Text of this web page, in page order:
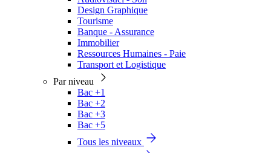
Design Graphique
Tourisme
Banque - Assurance
Immobilier
Ressources Humaines - Paie
Transport et Logistique
Par niveau
Bac +1
Bac +2
Bac +3
Bac +5
Tous les niveaux